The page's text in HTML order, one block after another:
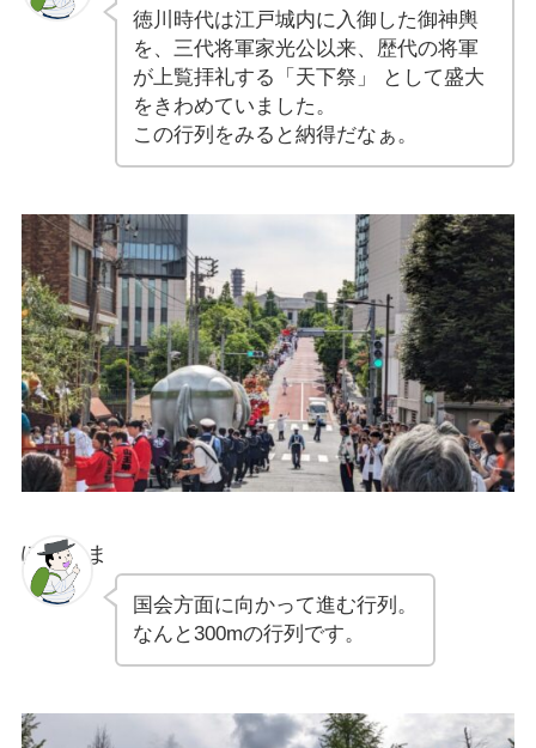
徳川時代は江戸城内に入御した御神輿
を、三代将軍家光公以来、歴代の将軍
が上覧拝礼する「天下祭」 として盛大
をきわめていました。
この行列をみると納得だなぁ。
ぽちゃま
国会方面に向かって進む行列。
なんと300mの行列です。